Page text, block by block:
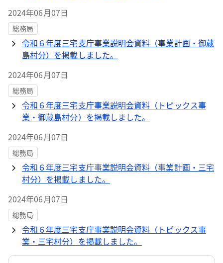
2024年06月07日
総務局
令和６年度三宅支庁事業説明会資料（事業計画・御蔵
島村分）を掲載しました。
2024年06月07日
総務局
令和６年度三宅支庁事業説明会資料（トピックス事
業・御蔵島村分）を掲載しました。
2024年06月07日
総務局
令和６年度三宅支庁事業説明会資料（事業計画・三宅
村分）を掲載しました。
2024年06月07日
総務局
令和６年度三宅支庁事業説明会資料（トピックス事
業・三宅村分）を掲載しました。